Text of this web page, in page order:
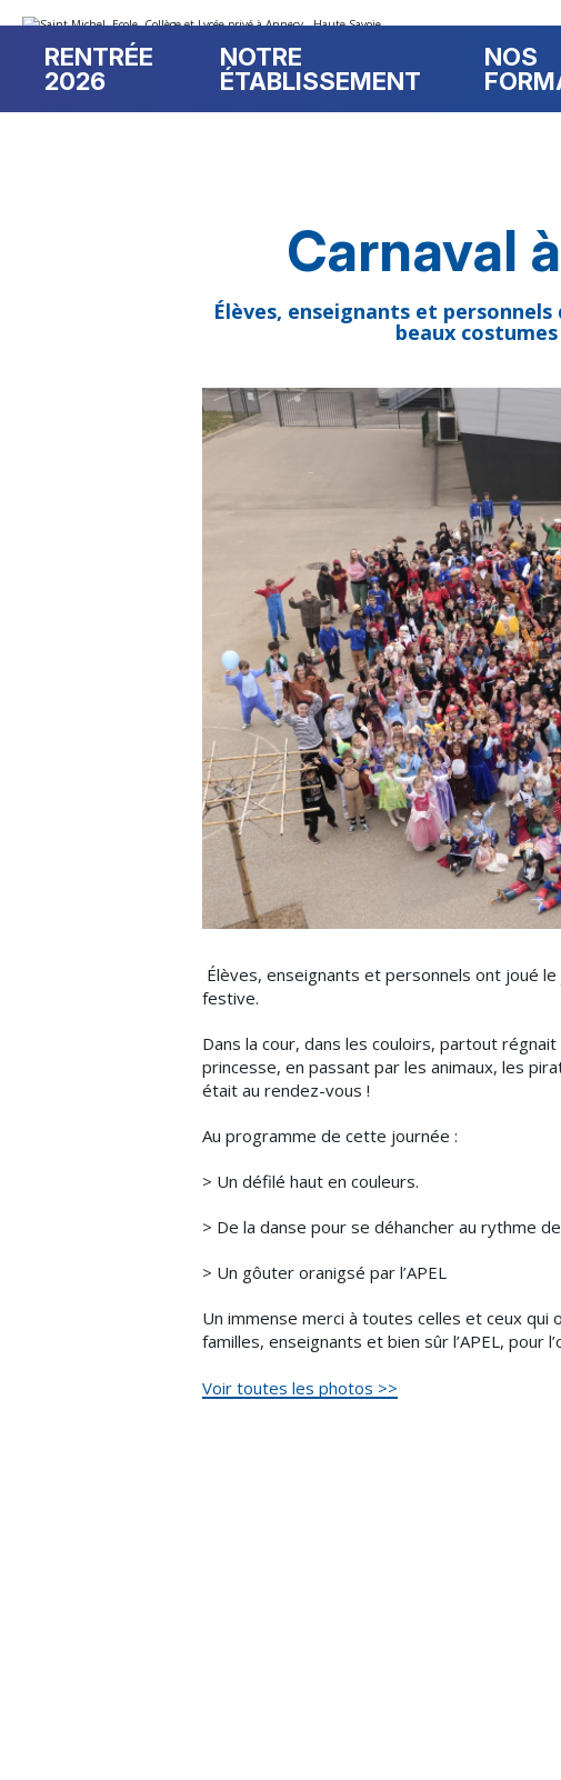
au
navigation
personnels
RENTRÉE
2026
NOTRE
ÉTABLISSEMENT
NOS
Carnaval
Élèves, enseignants et
beaux
Élèves, enseignants et personnels ont joué
festive.
Dans la cour, dans les couloirs, partout
princesse, en passant par les animaux, les
était au rendez-vous !
Au programme de cette journée :
> Un défilé haut en couleurs.
> De la danse pour se déhancher au rythme
> Un gôuter oranigsé par l’APEL
Un immense merci à toutes celles et ceux
familles, enseignants et bien sûr l’APEL, pour
Voir toutes les photos >>